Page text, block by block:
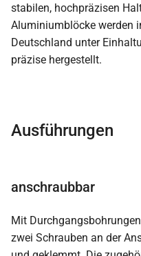
stabilen, hochpräzisen
Aluminiumblöcke werden
Deutschland unter
präzise hergestellt.
Ausführungen
anschraubbar
Mit
zwei Schrauben an der